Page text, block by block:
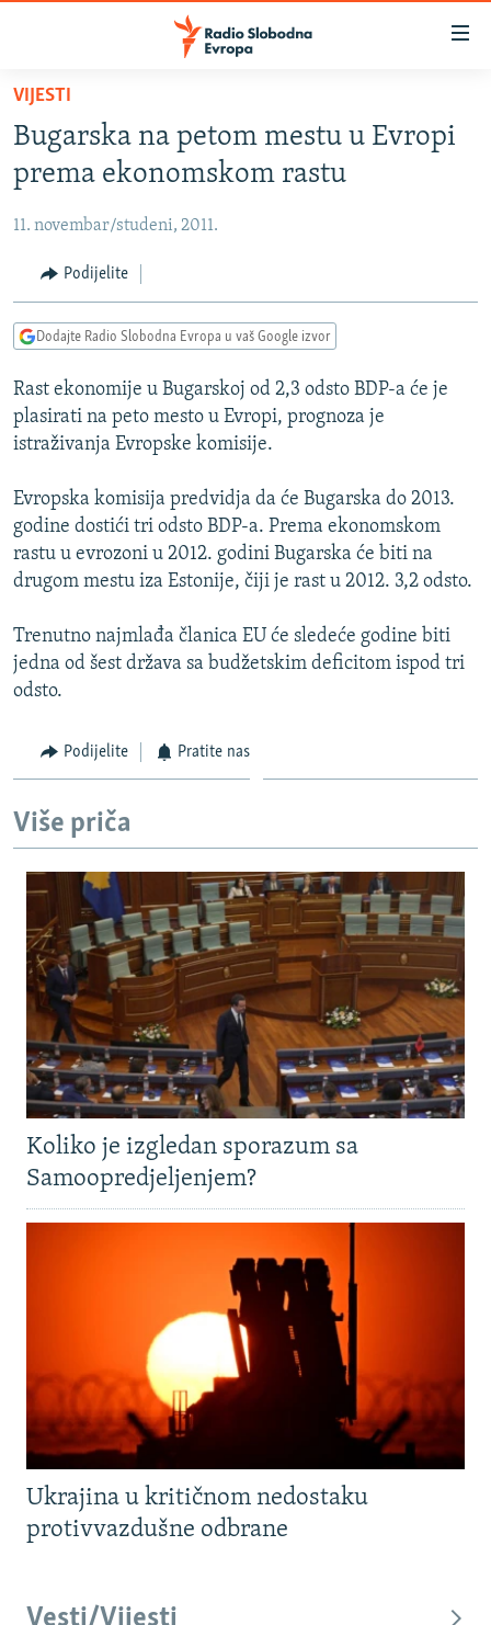
Pređite
glavni
sadržaj
Pređite
na
navigaciju
Pređite
na
BOSNA I HERCEGOVINA
SRBIJA
KOSOVO
CRNA GORA
VIDEO
FOTOGALERIJE
INFOGRAFIKE
PODCASTI
RAT U UKRAJINI
KINA NA BALKANU
ISPRIČAJ MI
DNEVNO@RSE
SPECIJALI RSE
VIŠE OD NASLOVA
GENOCID U SREBRENICI
TV LIBERTY
MOJA EVROPA
SVE KARTE DEJTONA
NASTANAK I RASPAD JUGOSLAVIJE
PRATITE NAS
Sve RFE/RL stranice
VIJESTI
Bugarska na petom mestu u Evropi
prema ekonomskom rastu
11. novembar/studeni, 2011.
Podijelite
Dodajte Radio Slobodna Evropa u vaš Google izvor
Rast ekonomije u Bugarskoj od 2,3 odsto BDP-a će je
plasirati na peto mesto u Evropi, prognoza je
istraživanja Evropske komisije.
Evropska komisija predvidja da će Bugarska do 2013.
godine dostići tri odsto BDP-a. Prema ekonomskom
rastu u evrozoni u 2012. godini Bugarska će biti na
drugom mestu iza Estonije, čiji je rast u 2012. 3,2 odsto.
Trenutno najmlađa članica EU će sledeće godine biti
jedna od šest država sa budžetskim deficitom ispod tri
odsto.
Podijelite Pratite nas
Više priča
Koliko je izgledan sporazum sa
Samoopredjeljenjem?
Ukrajina u kritičnom nedostaku
protivvazdušne odbrane
Vesti/Vijesti